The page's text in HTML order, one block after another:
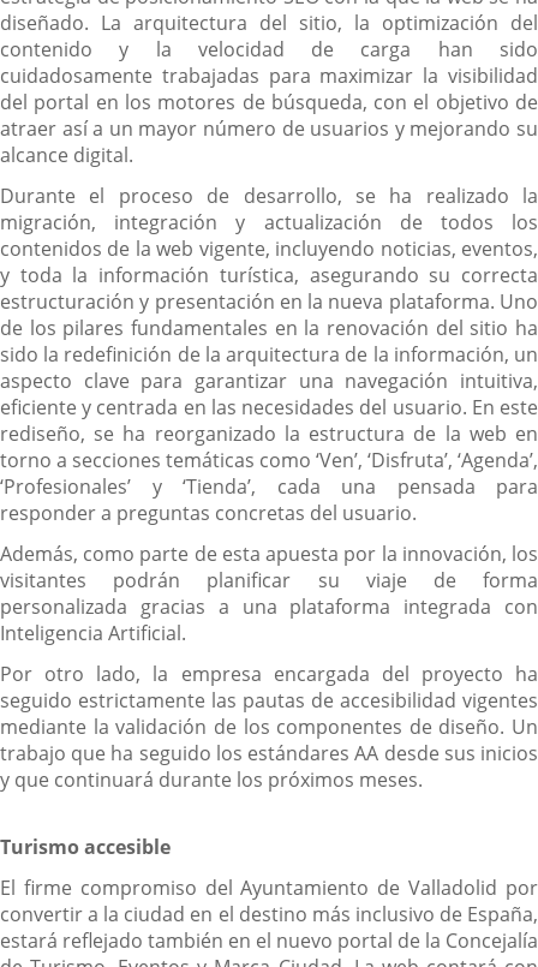
diseñado. La arquitectura del sitio, la optimización del
contenido y la velocidad de carga han sido
cuidadosamente trabajadas para maximizar la visibilidad
del portal en los motores de búsqueda, con el objetivo de
atraer así a un mayor número de usuarios y mejorando su
alcance digital.
Durante el proceso de desarrollo, se ha realizado la
migración, integración y actualización de todos los
contenidos de la web vigente, incluyendo noticias, eventos,
y toda la información turística, asegurando su correcta
estructuración y presentación en la nueva plataforma. Uno
de los pilares fundamentales en la renovación del sitio ha
sido la redefinición de la arquitectura de la información, un
aspecto clave para garantizar una navegación intuitiva,
eficiente y centrada en las necesidades del usuario. En este
rediseño, se ha reorganizado la estructura de la web en
torno a secciones temáticas como ‘Ven’, ‘Disfruta’, ‘Agenda’,
‘Profesionales’ y ‘Tienda’, cada una pensada para
responder a preguntas concretas del usuario.
Además, como parte de esta apuesta por la innovación, los
visitantes podrán planificar su viaje de forma
personalizada gracias a una plataforma integrada con
Inteligencia Artificial.
Por otro lado, la empresa encargada del proyecto ha
seguido estrictamente las pautas de accesibilidad vigentes
mediante la validación de los componentes de diseño. Un
trabajo que ha seguido los estándares AA desde sus inicios
y que continuará durante los próximos meses.
Turismo accesible
El firme compromiso del Ayuntamiento de Valladolid por
convertir a la ciudad en el destino más inclusivo de España,
estará reflejado también en el nuevo portal de la Concejalía